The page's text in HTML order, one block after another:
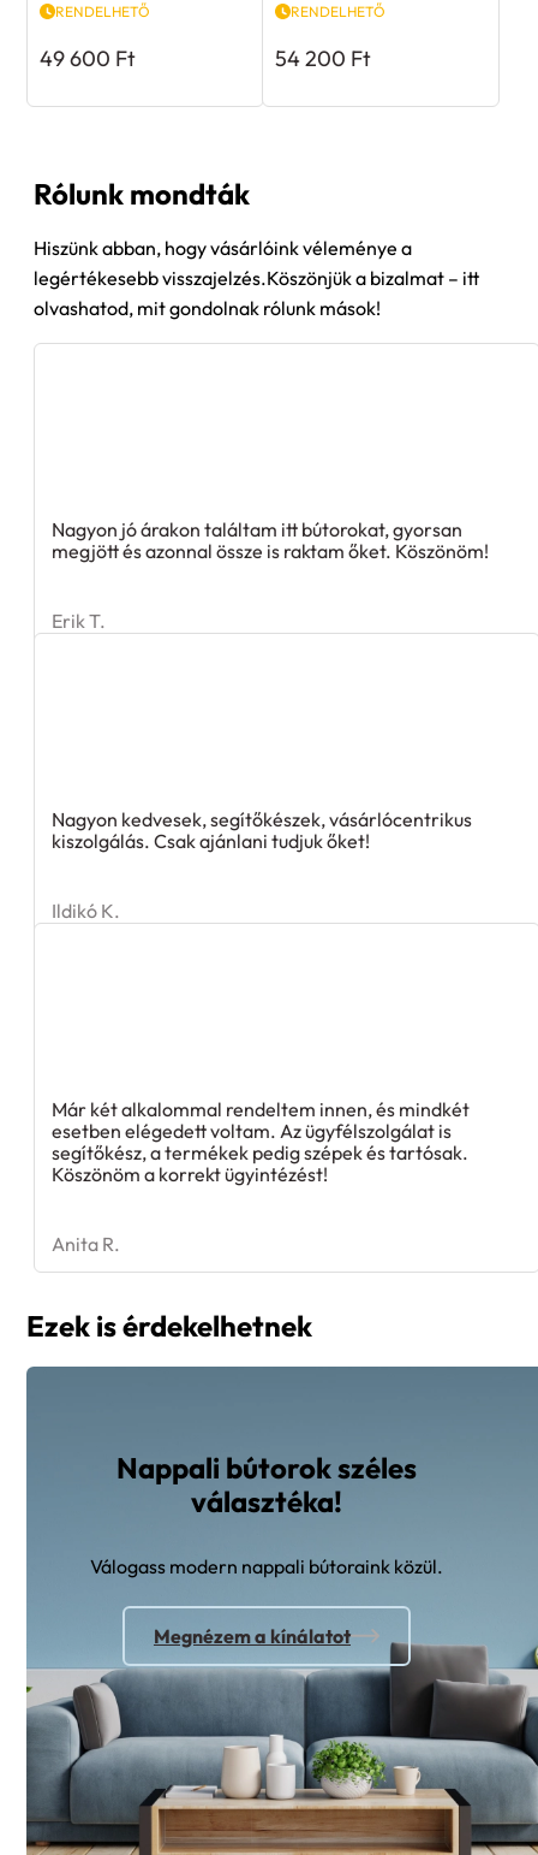
RENDELHETŐ
49 600 Ft
RENDELHETŐ
54 200 Ft
Rólunk mondták
Hiszünk abban, hogy vásárlóink véleménye a
legértékesebb visszajelzés.Köszönjük a bizalmat – itt
olvashatod, mit gondolnak rólunk mások!
Nagyon jó árakon találtam itt bútorokat, gyorsan
megjött és azonnal össze is raktam őket. Köszönöm!
Erik T.
Nagyon kedvesek, segítőkészek, vásárlócentrikus
kiszolgálás. Csak ajánlani tudjuk őket!
Ildikó K.
Már két alkalommal rendeltem innen, és mindkét
esetben elégedett voltam. Az ügyfélszolgálat is
segítőkész, a termékek pedig szépek és tartósak.
Köszönöm a korrekt ügyintézést!
Anita R.
Ezek is érdekelhetnek
Nappali bútorok széles
választéka!
Válogass modern nappali bútoraink közül.
Megnézem a kínálatot